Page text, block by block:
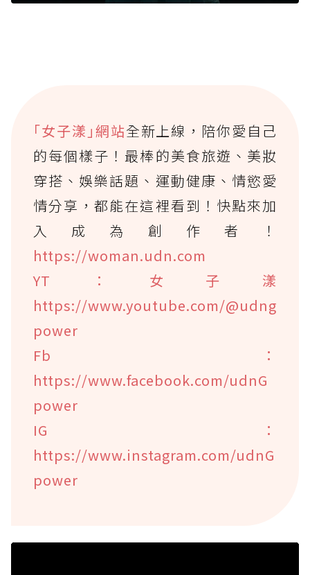
｢女子漾｣網站全新上線，陪你愛自己
的每個樣子！最棒的美食旅遊、美妝
穿搭、娛樂話題、運動健康、情慾愛
情分享，都能在這裡看到！快點來加
入成為創作者！
https://woman.udn.com
YT：女子漾
https://www.youtube.com/@udng
power
Fb：
https://www.facebook.com/udnG
power
IG：
https://www.instagram.com/udnG
power